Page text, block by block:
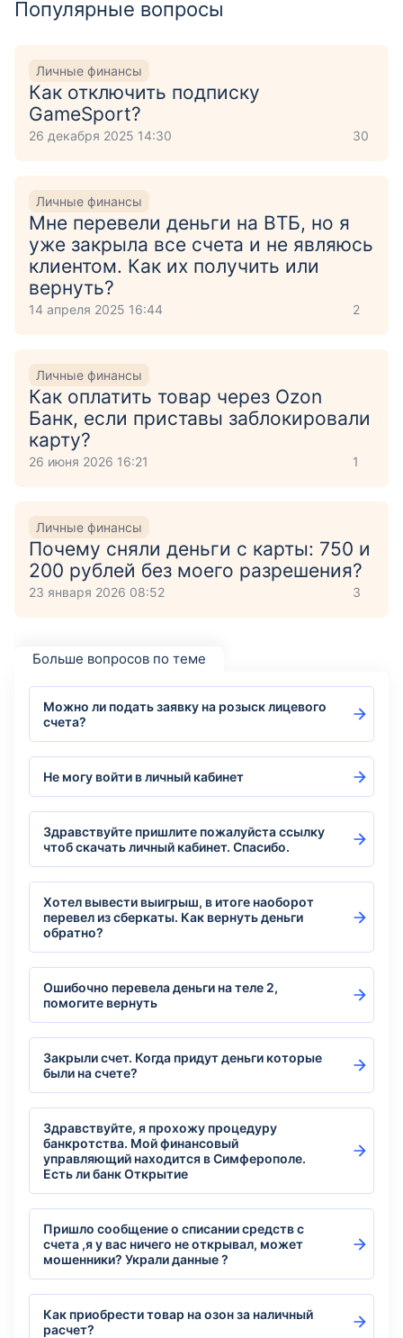
Популярные вопросы
Личные финансы
Как отключить подписку
GameSport?
26 декабря 2025 14:30 30
Личные финансы
Мне перевели деньги на ВТБ, но я
уже закрыла все счета и не являюсь
клиентом. Как их получить или
вернуть?
14 апреля 2025 16:44 2
Личные финансы
Как оплатить товар через Ozon
Банк, если приставы заблокировали
карту?
26 июня 2026 16:21 1
Личные финансы
Почему сняли деньги с карты: 750 и
200 рублей без моего разрешения?
23 января 2026 08:52 3
Больше вопросов по теме
Можно ли подать заявку на розыск лицевого
счета?
Не могу войти в личный кабинет
Здравствуйте пришлите пожалуйста ссылку
чтоб скачать личный кабинет. Спасибо.
Хотел вывести выигрыш, в итоге наоборот
перевел из сберкаты. Как вернуть деньги
обратно?
Ошибочно перевела деньги на теле 2,
помогите вернуть
Закрыли счет. Когда придут деньги которые
были на счете?
Здравствуйте, я прохожу процедуру
банкротства. Мой финансовый
управляющий находится в Симферополе.
Есть ли банк Открытие
Пришло сообщение о списании средств с
счета ,я у вас ничего не открывал, может
мошенники? Украли данные ?
Как приобрести товар на озон за наличный
расчет?